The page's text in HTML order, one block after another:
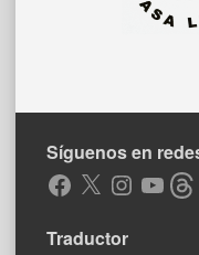
Síguenos en
Facebook
X Instagram
YouTube
Traductor